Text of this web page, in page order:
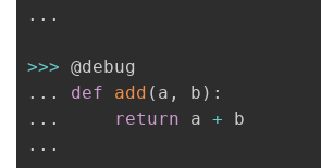
. . .
>>>
. . . def add ( a , b ) :
. . . return a +
. . .